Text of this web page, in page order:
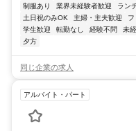
制服あり 業界未経験者歓迎 ラン
土日祝のみOK
主婦・主夫歓迎
学生歓迎
転勤なし 経験不問 未
夕方
同じ企業の求人
アルバイト・パート